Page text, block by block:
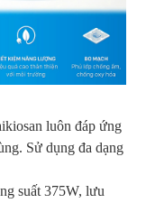
luôn đáp ứng
Sử dụng đa dạng
suất 375W, lưu